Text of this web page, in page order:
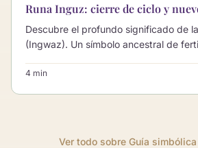
Runa Inguz: cierre de ciclo y
Descubre el profundo significado de
(Ingwaz). Un símbolo ancestral de
4 min
Ver todo sobre Guía